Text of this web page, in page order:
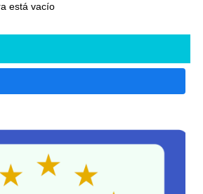
está vacío